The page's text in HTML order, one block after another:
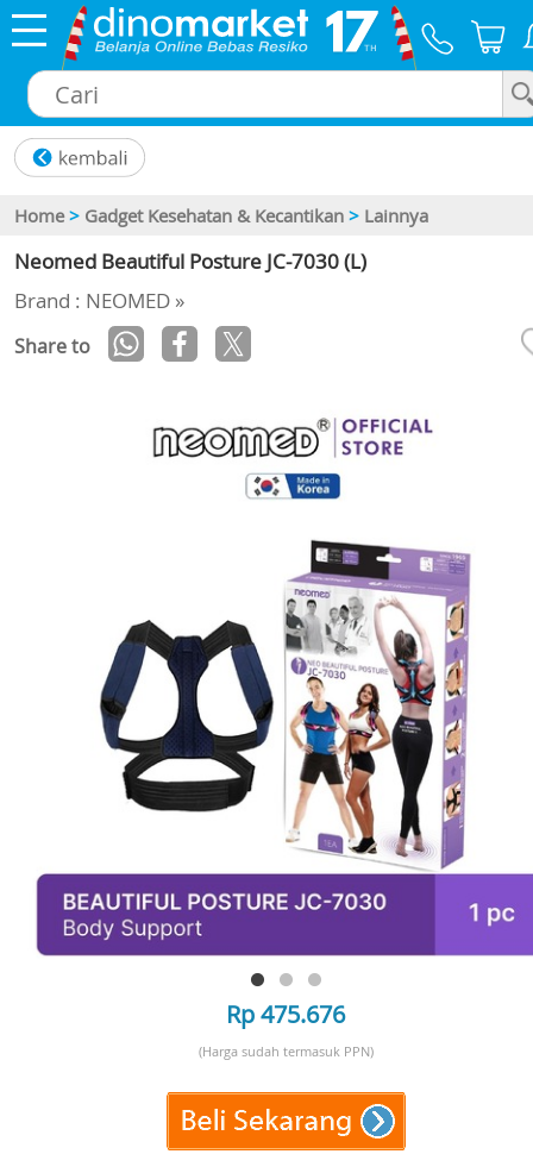
Home > Gadget Kesehatan & Kecantikan > Lainnya
Neomed Beautiful Posture JC-7030 (L)
Brand : NEOMED »
Share to
Rp 475.676
(Harga sudah termasuk PPN)